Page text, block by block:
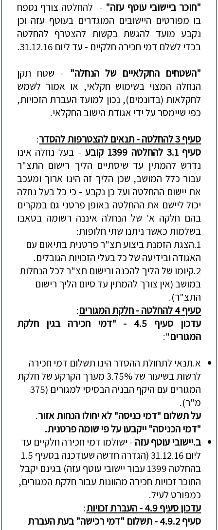
"חוכר ביישובי עוטף עזה" - להחלטה צורף נספח
בו מפורטים היישובים המוגדרים בעוטף עזה וכן
נקבע מועד להגשת בקשות להצטרף להחלטה
בכדי לשלם דמי חכירה חלקיים - עד ליום 31.12.16
.
"השטחים החקלאיים של הנחלה" - שטח תקן
הנחלה המצוי בשימוש חקלאי, או אמור לשמש
לחקלאות (בדונמים), נכון למועד העברת הזכויות,
כפי שיימסר על ידי אגודת הישוב החקלאי.
סעיף 3 להחלטה - תנאים להצטרפות להסדר
:
סעיף 3.1 להחלטה 1399 קובע
- בעל נחלה אינו
נדרש להמתין עד שיסתיים הליך רישום התצ"ר
עבור כלל המושב, שכן הליך זה הינו ארוך ומעכב
את יישום ההחלטה ועל כן נקבע - כי כל בעל נחלה
יכול ליישם את ההחלטה באופן פרטני גם במקרים
בהם חלקה א' של הנחלה איננה רשומה בטאבו
בשלמות כאשר ניתנו שתי חלופות:
1. הצגת הזמנת ביצוע תצ"ר פרטנית בתיאום עם
האגודה ובידיעה של כל בעלי הזכויות הגובלים.
2. קיומו של הליך להכנה ורישום תצ"ר לכל הנחלות
במושב (אין צורך להמתין עד סיום הליך רישום
התצ"ר).
סעיף 4 להחלטה - חלקת המגורים
:
עדכון סעיף 4.5 - "דמי חכירה בגין חלקת
המגורים":
א.תנאי לתחולת ההסדר הינו תשלום דמי חכירה
לרשות בשיעור של 3.75% מערך הקרקע של חלקת
המגורים עם היקף הבניה הבסיסי למגורים (375
מ"ר).
על תשלום "דמי כניסה" לא יחולו הנחות אזור.
"דמי הכניסה" ייקבעו על פי שומה פרטנית.
ב.יישובי עוטף עזה - ישולמו דמי חכירה חלקיים עד
ליום 31.12.16
(הגדרה חדשה שעודכנה בסעיף 1.5
בהחלטה 1399 עבור יישובי עוטף עזה) בגינם יקבל
החוכר זכויות חכירה מהוונות עבור חלקת המגורים,
כמפורט לעיל.
עדכון סעיף 4.9 - העברת זכויות
:
סעיף 4.9.2
- תשלום "דמי רכישה" בעת העברת